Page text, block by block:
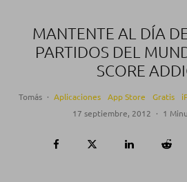
MANTENTE AL DÍA
PARTIDOS DEL
SCORE
Tomás · Aplicaciones App Store Gratis
17 septiembre, 2012 · 1